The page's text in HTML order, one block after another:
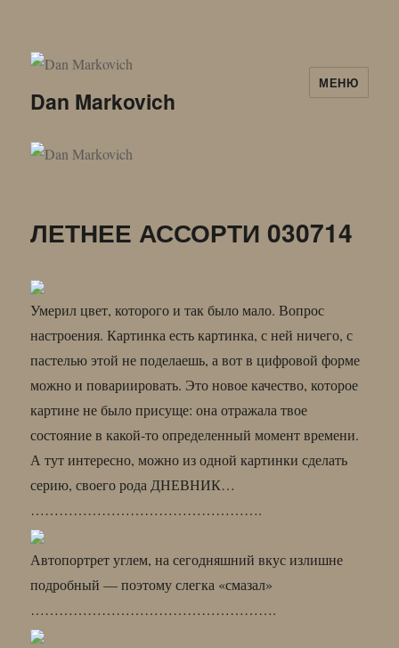
Dan Markovich
МЕНЮ
ЛЕТНЕЕ АССОРТИ 030714
Умерил цвет, которого и так было мало. Вопрос
настроения. Картинка есть картинка, с ней ничего, с
пастелью этой не поделаешь, а вот в цифровой форме
можно и повариировать. Это новое качество, которое
картине не было присуще: она отражала твое
состояние в какой-то определенный момент времени.
А тут интересно, можно из одной картинки сделать
серию, своего рода ДНЕВНИК…
………………………………………….
Автопортрет углем, на сегодняшний вкус излишне
подробный — поэтому слегка «смазал»
…………………………………………….